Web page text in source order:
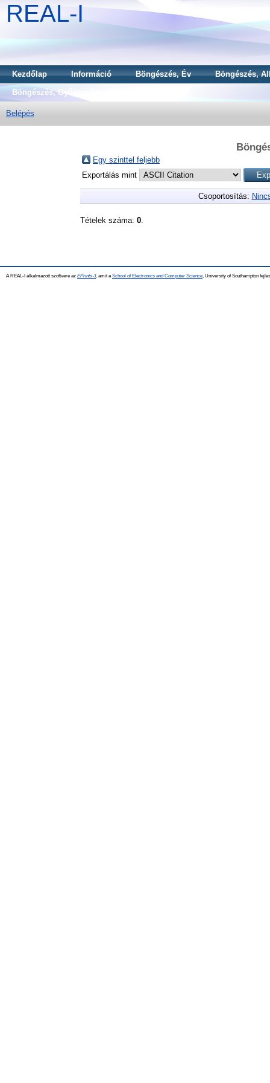
REAL-I
Kezdőlap Információ Böngészés, Év
Böngészés,
Böngészés, Gyűjtemény
Belépés
Egy szinttel feljebb
Exportálás mint
Csoportosítás:
Tételek száma: 0
A REAL-I alkalmazott szoftvere az EPrints 3, amit a School of Electronics and Computer Science , University of Southampton